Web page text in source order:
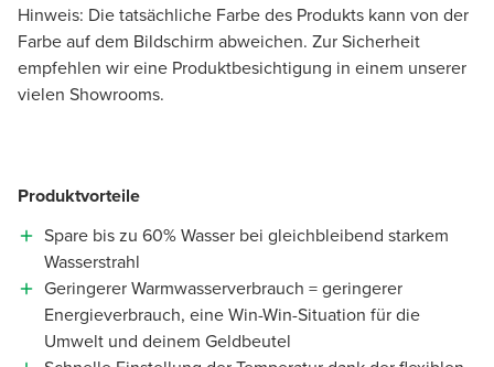
Hinweis: Die tatsächliche Farbe des Produkts kann von der
Farbe auf dem Bildschirm abweichen. Zur Sicherheit
empfehlen wir eine Produktbesichtigung in einem unserer
vielen Showrooms.
Produktvorteile
Spare bis zu 60% Wasser bei gleichbleibend starkem
Wasserstrahl
Geringerer Warmwasserverbrauch = geringerer
Energieverbrauch, eine Win-Win-Situation für die
Umwelt und deinem Geldbeutel